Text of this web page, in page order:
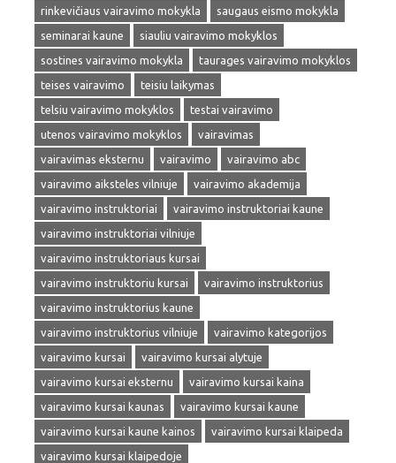
rinkevičiaus vairavimo mokykla
saugaus eismo mokykla
seminarai kaune
siauliu vairavimo mokyklos
sostines vairavimo mokykla
taurages vairavimo mokyklos
teises vairavimo
teisiu laikymas
telsiu vairavimo mokyklos
testai vairavimo
utenos vairavimo mokyklos
vairavimas
vairavimas eksternu
vairavimo
vairavimo abc
vairavimo aiksteles vilniuje
vairavimo akademija
vairavimo instruktoriai
vairavimo instruktoriai kaune
vairavimo instruktoriai vilniuje
vairavimo instruktoriaus kursai
vairavimo instruktoriu kursai
vairavimo instruktorius
vairavimo instruktorius kaune
vairavimo instruktorius vilniuje
vairavimo kategorijos
vairavimo kursai
vairavimo kursai alytuje
vairavimo kursai eksternu
vairavimo kursai kaina
vairavimo kursai kaunas
vairavimo kursai kaune
vairavimo kursai kaune kainos
vairavimo kursai klaipeda
vairavimo kursai klaipedoje